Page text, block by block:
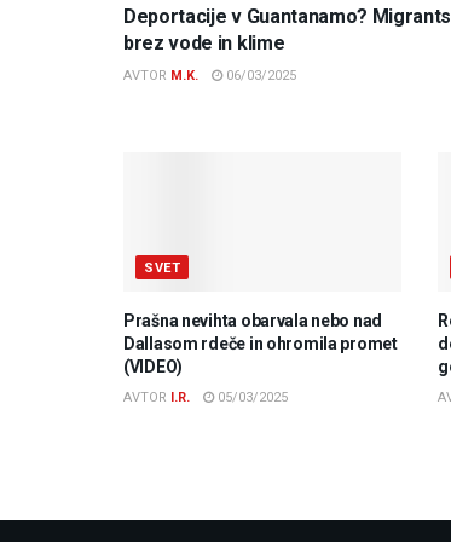
Deportacije v Guantanamo?
brez vode in klime
AVTOR M.K. 06/03/2025
SVET
Prašna nevihta obarvala nebo nad
Dallasom rdeče in ohromila promet
(VIDEO)
AVTOR I.R. 05/03/2025